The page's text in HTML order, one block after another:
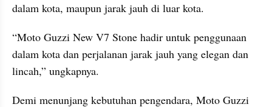
dalam kota, maupun jarak jauh di luar kota.
“Moto Guzzi New V7 Stone hadir untuk penggunaan
dalam kota dan perjalanan jarak jauh yang elegan dan
lincah,” ungkapnya.
Demi menunjang kebutuhan pengendara, Moto Guzzi